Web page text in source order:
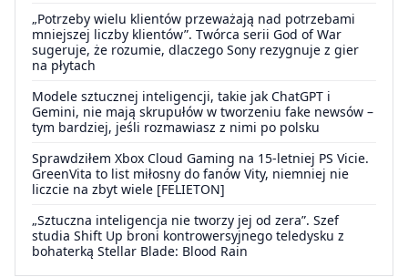
„Potrzeby wielu klientów przeważają nad potrzebami
mniejszej liczby klientów”. Twórca serii God of War
sugeruje, że rozumie, dlaczego Sony rezygnuje z gier
na płytach
Modele sztucznej inteligencji, takie jak ChatGPT i
Gemini, nie mają skrupułów w tworzeniu fake newsów –
tym bardziej, jeśli rozmawiasz z nimi po polsku
Sprawdziłem Xbox Cloud Gaming na 15-letniej PS Vicie.
GreenVita to list miłosny do fanów Vity, niemniej nie
liczcie na zbyt wiele [FELIETON]
„Sztuczna inteligencja nie tworzy jej od zera”. Szef
studia Shift Up broni kontrowersyjnego teledysku z
bohaterką Stellar Blade: Blood Rain